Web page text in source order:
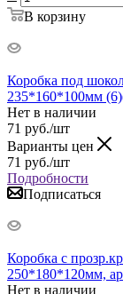
В корзину
Коробка под
235*160*100мм
Нет в наличии
71 руб./шт
Варианты цен
71 руб./шт
Подробности
Подписаться
Коробка с
250*180*120мм,
Нет в наличии